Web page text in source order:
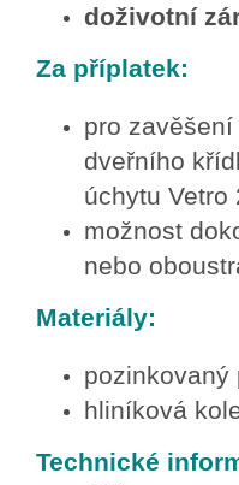
doživotní
Za příplatek:
pro
dveřního
úchytu Vetro
možnost
nebo
Materiály:
pozinkovaný
hliníková
Technické